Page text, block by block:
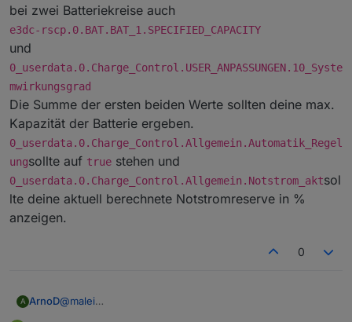
bei zwei Batteriekreise auch
e3dc-rscp.0.BAT.BAT_1.SPECIFIED_CAPACITY
und
0_userdata.0.Charge_Control.USER_ANPASSUNGEN.10_Syste
mwirkungsgrad
Die Summe der ersten beiden Werte sollten deine max.
Kapazität der Batterie ergeben.
0_userdata.0.Charge_Control.Allgemein.Automatik_Regel
ungsollte auf true stehen und
0_userdata.0.Charge_Control.Allgemein.Notstrom_aktsol
lte deine aktuell berechnete Notstromreserve in %
anzeigen.
0
A ArnoD@malei